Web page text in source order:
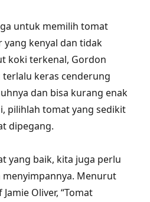
untuk memilih tomat
kenyal dan tidak
koki terkenal, Gordon
terlalu keras cenderung
dan bisa kurang enak
pilihlah tomat yang sedikit
dipegang.
yang baik, kita juga perlu
Menurut
Oliver, “Tomat